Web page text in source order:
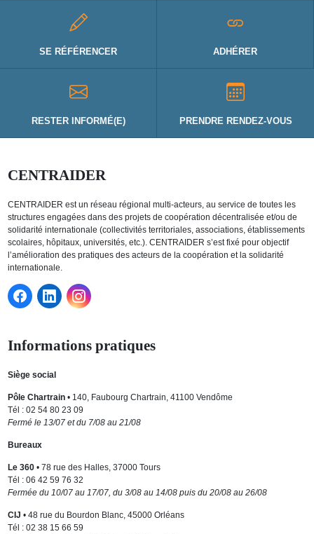
SE RÉFÉRENCER ADHÉRER
RESTER INFORMÉ(E) PRENDRE RENDEZ-VOUS
CENTRAIDER
CENTRAIDER est un réseau régional multi-acteurs, au service de toutes les
structures engagées dans des projets de coopération décentralisée et/ou de
solidarité internationale (collectivités territoriales, associations, établissements
scolaires, hôpitaux, universités, etc.). CENTRAIDER s’est fixé pour objectif
l’amélioration des pratiques des acteurs de la coopération et la solidarité
internationale.
Informations pratiques
Siège social
Pôle Chartrain• 140, Faubourg Chartrain, 41100 Vendôme
Tél : 02 54 80 23 09
Fermé le 13/07 et du 7/08 au 21/08
Bureaux
Le 360• 78 rue des Halles, 37000 Tours
Tél : 06 42 59 76 32
Fermée du 10/07 au 17/07, du 3/08 au 14/08 puis du 20/08 au 26/08
CIJ • 48 rue du Bourdon Blanc, 45000 Orléans
Tél : 02 38 15 66 59